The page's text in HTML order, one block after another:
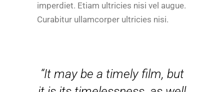
imperdiet. Etiam ultricies nisi vel augue.
Curabitur ullamcorper ultricies nisi.
“It may be a timely film, but